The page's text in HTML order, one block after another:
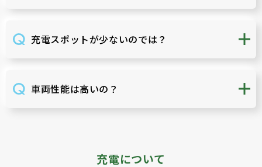
充電スポットが少ないのでは？
車両性能は高いの？
充電について